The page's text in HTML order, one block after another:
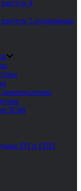
4
5 подвижные
компенсаторы
ВЭИ
ЕП и ЕПП